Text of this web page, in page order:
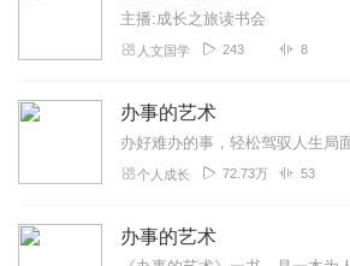
主播:成长之旅读书会
人文国学 243 8
办事的艺术
个人成长 72.73万 53
办事的艺术